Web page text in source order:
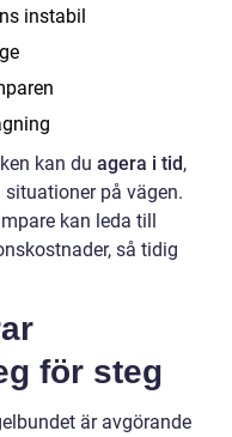
instabil
kan du agera i tid,
på vägen.
kan leda till
så tidig
för steg
är avgörande